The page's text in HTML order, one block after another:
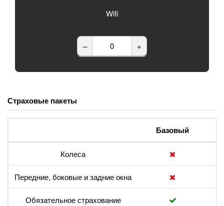
Wifi
– +
Страховые пакеты
Базовый
Колеса
Передние, боковые и задние окна
Обязательное страхование